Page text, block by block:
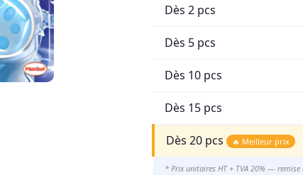
Dès 2 pcs
Dès 5 pcs
Dès 10 pcs
Dès 15 pcs
Dès 20 pcs 🔥 Meilleur prix
* Prix unitaires HT + TVA 20% —